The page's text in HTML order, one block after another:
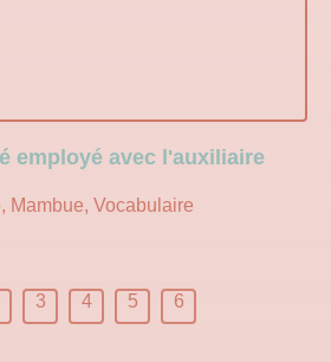
employé avec l'auxiliaire
Mambue, Vocabulaire
3 4 5 6